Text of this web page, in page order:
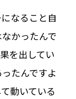
なること自
かったんで
を出してい
たんですよ
動いている